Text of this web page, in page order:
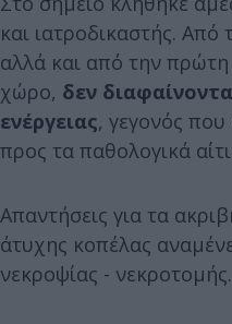
και ιατροδικαστής.
αλλά και από την
χώρο, δεν
ενέργειας, γεγονός που
προς τα παθολογικά
Απαντήσεις για τα
άτυχης κοπέλας
νεκροψίας - νεκροτομής.